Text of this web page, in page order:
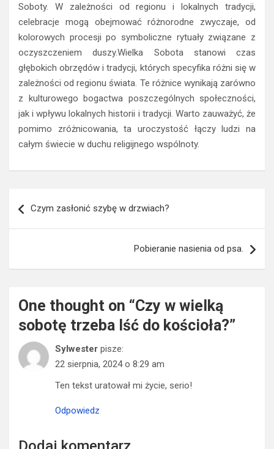
Soboty. W zależności od regionu i lokalnych tradycji,
celebracje mogą obejmować różnorodne zwyczaje, od
kolorowych procesji po symboliczne rytuały związane z
oczyszczeniem duszy.Wielka Sobota stanowi czas
głębokich obrzędów i tradycji, których specyfika różni się w
zależności od regionu świata. Te różnice wynikają zarówno
z kulturowego bogactwa poszczególnych społeczności,
jak i wpływu lokalnych historii i tradycji. Warto zauważyć, że
pomimo zróżnicowania, ta uroczystość łączy ludzi na
całym świecie w duchu religijnego wspólnoty.
wpisu
Czym zasłonić szybę w drzwiach?
Pobieranie nasienia od psa.
One thought on “Czy w wielką
sobotę trzeba Iść do kościoła?”
Sylwester pisze:
22 sierpnia, 2024 o 8:29 am
Ten tekst uratował mi życie, serio!
Odpowiedz